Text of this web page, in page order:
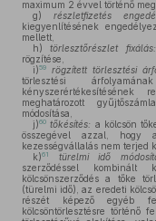
maximum 2 évvel történő
g)
részletfizetés
kiegyenlítésének
mellett,
h)
törlesztőrészlet fixálás:
rögzítése,
i)59 rögzített törlesztési
törlesztési
kényszerértékesítésének
meghatározott
módosítása,
j)60 tőkésítés: a kölcsön
összegével azzal, hogy
kezességvállalás nem terjed
k)61 türelmi idő
szerződéssel kombinált
kölcsönszerződés a tőke
(türelmi idő), az eredeti
részét képező egyéb
kölcsöntörlesztésre történő